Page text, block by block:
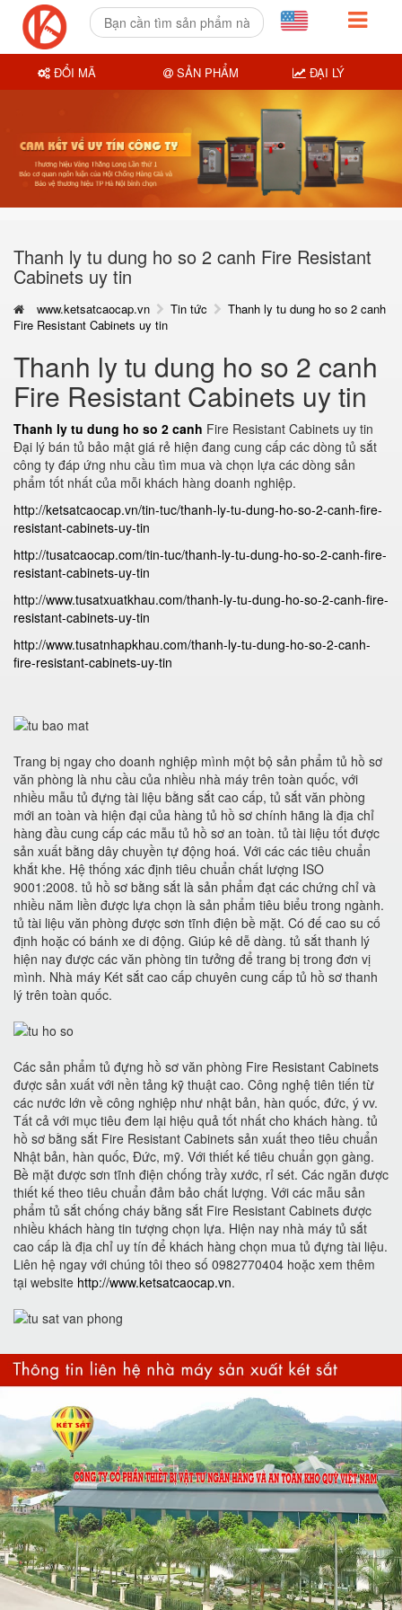
Thanh ly tu dung ho so 2 canh Fire Resistant
Cabinets uy tin
www.ketsatcaocap.vn Tin tức
Thanh ly tu dung ho so 2 canh
Fire Resistant Cabinets uy tin
Thanh ly tu dung ho so 2 canh
Fire Resistant Cabinets uy tin
Thanh ly tu dung ho so 2 canh Fire Resistant Cabinets uy tin
Đại lý bán tủ bảo mật giá rẻ hiện đang cung cấp các dòng tủ sắt
công ty đáp ứng nhu cầu tìm mua và chọn lựa các dòng sản
phẩm tốt nhất của mỗi khách hàng doanh nghiệp.
http://ketsatcaocap.vn/tin-tuc/thanh-ly-tu-dung-ho-so-2-canh-fire-
resistant-cabinets-uy-tin
http://tusatcaocap.com/tin-tuc/thanh-ly-tu-dung-ho-so-2-canh-fire-
resistant-cabinets-uy-tin
http://www.tusatxuatkhau.com/thanh-ly-tu-dung-ho-so-2-canh-fire-
resistant-cabinets-uy-tin
http://www.tusatnhapkhau.com/thanh-ly-tu-dung-ho-so-2-canh-
fire-resistant-cabinets-uy-tin
Trang bị ngay cho doanh nghiệp mình một bộ sản phẩm tủ hồ sơ
văn phòng là nhu cầu của nhiều nhà máy trên toàn quốc, với
nhiều mẫu tủ đựng tài liệu bằng sắt cao cấp, tủ sắt văn phòng
mới an toàn và hiện đại của hàng tủ hồ sơ chính hãng là địa chỉ
hàng đầu cung cấp các mẫu tủ hồ sơ an toàn. tủ tài liệu tốt được
sản xuất bằng dây chuyền tự động hoá. Với các các tiêu chuẩn
khắt khe. Hệ thống xác định tiêu chuẩn chất lượng ISO
9001:2008. tủ hồ sơ bằng sắt là sản phẩm đạt các chứng chỉ và
nhiều năm liền được lựa chọn là sản phẩm tiêu biểu trong ngành.
tủ tài liệu văn phòng được sơn tĩnh điện bề mặt. Có đế cao su cố
định hoặc có bánh xe di động. Giúp kê dễ dàng. tủ sắt thanh lý
hiện nay được các văn phòng tin tưởng để trang bị trong đơn vị
mình. Nhà máy Két sắt cao cấp chuyên cung cấp tủ hồ sơ thanh
lý trên toàn quốc.
Các sản phẩm tủ đựng hồ sơ văn phòng Fire Resistant Cabinets
được sản xuất với nền tảng kỹ thuật cao. Công nghệ tiên tiến từ
các nước lớn về công nghiệp như nhật bản, hàn quốc, đức, ý vv.
Tất cả với mục tiêu đem lại hiệu quả tốt nhất cho khách hàng. tủ
hồ sơ bằng sắt Fire Resistant Cabinets sản xuất theo tiêu chuẩn
Nhật bản, hàn quốc, Đức, mỹ. Với thiết kế tiêu chuẩn gọn gàng.
Bề mặt được sơn tĩnh điện chống trầy xước, rỉ sét. Các ngăn được
thiết kế theo tiêu chuẩn đảm bảo chất lượng. Với các mẫu sản
phẩm tủ sắt chống cháy bằng sắt Fire Resistant Cabinets được
nhiều khách hàng tin tượng chọn lựa. Hiện nay nhà máy tủ sắt
cao cấp là địa chỉ uy tín để khách hàng chọn mua tủ đựng tài liệu.
Liên hệ ngay với chúng tôi theo số 0982770404 hoặc xem thêm
tại website http://www.ketsatcaocap.vn.
ĐỔI MÃ SẢN PHẨM ĐẠI LÝ